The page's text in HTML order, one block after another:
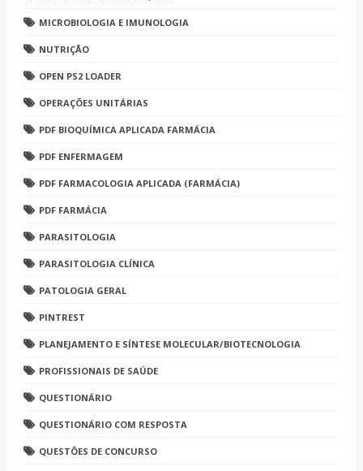
MICROBIOLOGIA E IMUNOLOGIA
NUTRIÇÃO
OPEN PS2 LOADER
OPERAÇÕES UNITÁRIAS
PDF BIOQUÍMICA APLICADA FARMÁCIA
PDF ENFERMAGEM
PDF FARMACOLOGIA APLICADA (FARMÁCIA)
PDF FARMÁCIA
PARASITOLOGIA
PARASITOLOGIA CLÍNICA
PATOLOGIA GERAL
PINTREST
PLANEJAMENTO E SÍNTESE MOLECULAR/BIOTECNOLOGIA
PROFISSIONAIS DE SAÚDE
QUESTIONÁRIO
QUESTIONÁRIO COM RESPOSTA
QUESTÕES DE CONCURSO